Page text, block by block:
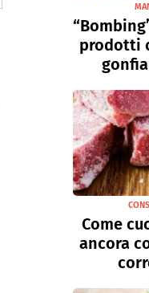
prodotti
Come
ancora